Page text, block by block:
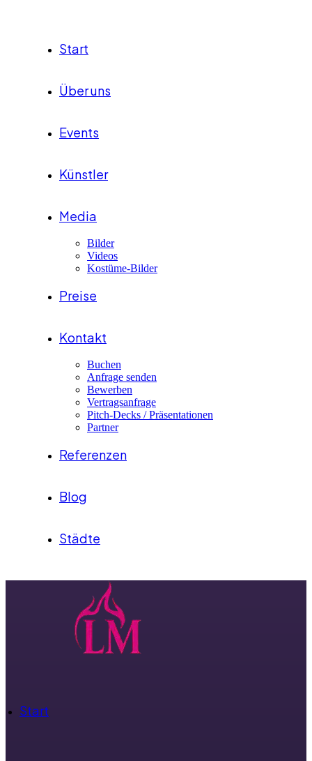
Start
Über uns
Events
Künstler
Media
Bilder
Videos
Kostüme-Bilder
Preise
Kontakt
Buchen
Anfrage senden
Bewerben
Vertragsanfrage
Pitch-Decks / Präsentationen
Partner
Referenzen
Blog
Städte
Start